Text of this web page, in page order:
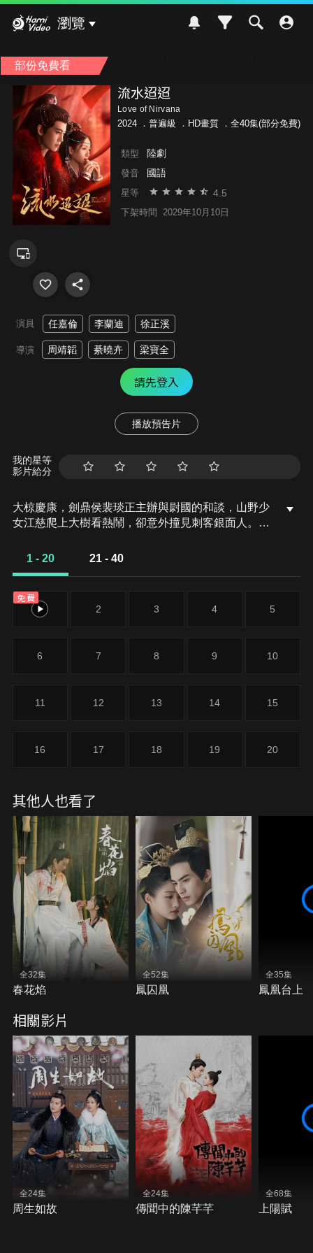
瀏覽
部份免費看
流水迢迢
Love of Nirvana
2024 ． 普遍級 ．HD畫質 ．全40集(部分免費)
類型 陸劇
發音 國語
星等 4.5
下架時間 2029年10月10日
演員 任嘉倫 李蘭迪 徐正溪
導演 周靖韜 綦曉卉 梁寶全
請先登入
播放預告片
我的星等
影片給分
大椋慶康，劍鼎侯裴琰正主辦與尉國的和談，山野少
女江慈爬上大樹看熱鬧，卻意外撞見刺客銀面人。江
救。殊不知，銀面人正乃聲名狼藉的大椋光明司指揮
1 - 20 21 - 40
免費
1 2 3 4 5
6 7 8 9 10
11 12 13 14 15
16 17 18 19 20
其他人也看了
全32集
春花焰
全52集
鳳囚凰
全35集
鳳凰台上
相關影片
全24集
周生如故
全24集
傳聞中的陳芊芊
全68集
上陽賦